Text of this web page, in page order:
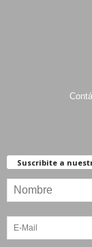
Suscribite a